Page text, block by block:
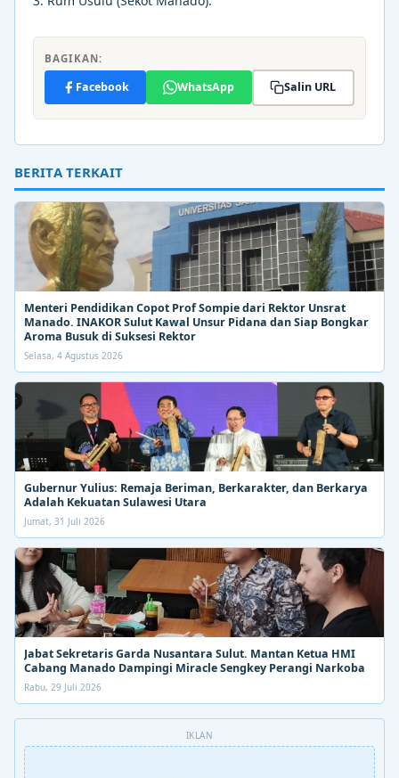
BAGIKAN:
Facebook WhatsApp Salin URL
BERITA TERKAIT
Menteri Pendidikan Copot Prof Sompie dari Rektor Unsrat
Manado. INAKOR Sulut Kawal Unsur Pidana dan Siap Bongkar
Aroma Busuk di Suksesi Rektor
Selasa, 4 Agustus 2026
Gubernur Yulius: Remaja Beriman, Berkarakter, dan Berkarya
Adalah Kekuatan Sulawesi Utara
Jumat, 31 Juli 2026
Jabat Sekretaris Garda Nusantara Sulut. Mantan Ketua HMI
Cabang Manado Dampingi Miracle Sengkey Perangi Narkoba
Rabu, 29 Juli 2026
IKLAN